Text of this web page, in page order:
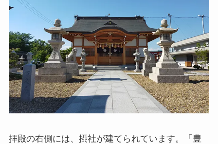
拝殿の右側には、摂社が建てられています。「豊